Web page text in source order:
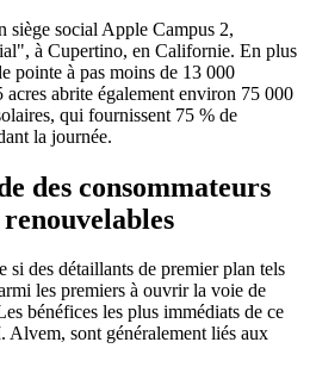
siège social Apple Campus 2,
à Cupertino, en Californie. En plus
pointe à pas moins de 13 000
acres abrite également environ 75 000
qui fournissent 75 % de
la journée.
des consommateurs
si des détaillants de premier plan tels
les premiers à ouvrir la voie de
bénéfices les plus immédiats de ce
sont généralement liés aux